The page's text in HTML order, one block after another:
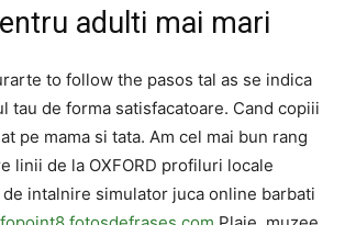
adulti mai mari
to follow the pasos tal as se indica
tau de forma satisfacatoare. Cand copiii
pe mama si tata. Am cel mai bun rang
linii de la OXFORD profiluri locale
intalnire simulator juca online barbati